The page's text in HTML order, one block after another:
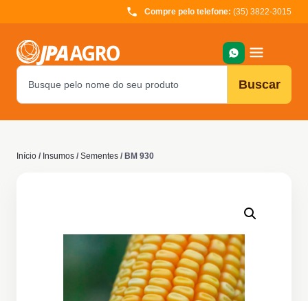
Compre pelo telefone: (35) 3822-3015
Buscar
Início / Insumos / Sementes / BM 930